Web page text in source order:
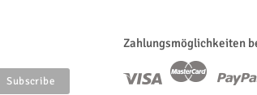
Zahlungsmöglichkeiten